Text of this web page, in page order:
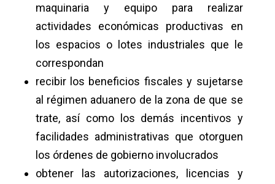
maquinaria y equipo para realizar
actividades económicas productivas en
los espacios o lotes industriales que le
correspondan
recibir los beneficios fiscales y sujetarse
al régimen aduanero de la zona de que se
trate, así como los demás incentivos y
facilidades administrativas que otorguen
los órdenes de gobierno involucrados
obtener las autorizaciones, licencias y